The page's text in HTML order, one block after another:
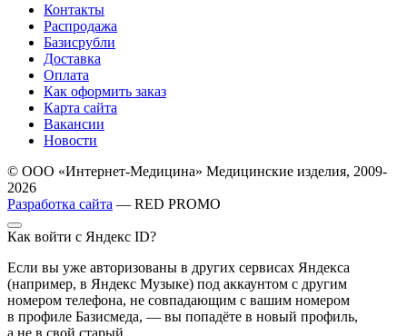
Контакты
Распродажа
Базисрубли
Доставка
Оплата
Как оформить заказ
Карта сайта
Вакансии
Новости
© ООО «Интернет-Медицина» Медицинские изделия, 2009-
2026
Разработка сайта — RED PROMO
Как войти с Яндекс ID?
Если вы уже авторизованы в других сервисах Яндекса
(например, в Яндекс Музыке) под аккаунтом с другим
номером телефона, не совпадающим с вашим номером
в профиле Базисмеда, — вы попадёте в новый профиль,
а не в свой старый.